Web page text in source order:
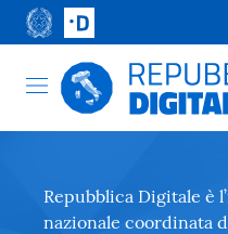
Repubblica Digitale è
nazionale coordinata